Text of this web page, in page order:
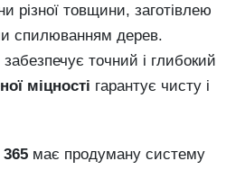
різної товщини, заготівлею
спилюванням дерев.
забезпечує точний і глибокий
міцності гарантує чисту і
має продуману систему